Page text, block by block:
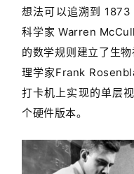
想法可以追溯到
科学家 Warren
的数学规则建立了生
理学家Frank
打卡机上实现的单层
个硬件版本。